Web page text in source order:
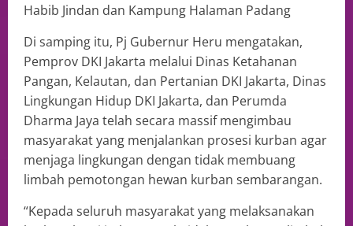
Habib Jindan dan Kampung Halaman Padang
Di samping itu, Pj Gubernur Heru mengatakan,
Pemprov DKI Jakarta melalui Dinas Ketahanan
Pangan, Kelautan, dan Pertanian DKI Jakarta, Dinas
Lingkungan Hidup DKI Jakarta, dan Perumda
Dharma Jaya telah secara massif mengimbau
masyarakat yang menjalankan prosesi kurban agar
menjaga lingkungan dengan tidak membuang
limbah pemotongan hewan kurban sembarangan.
“Kepada seluruh masyarakat yang melaksanakan